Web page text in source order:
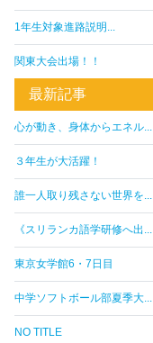
1年生対象進路説明...
関東大会出場！！
最新記事
心が動き、身体からエネル...
３年生が大活躍！
誰一人取り残さない世界を...
《スリランカ語学研修へ出...
東京女学館6・7日目
中学ソフトボール部夏季大...
NO TITLE